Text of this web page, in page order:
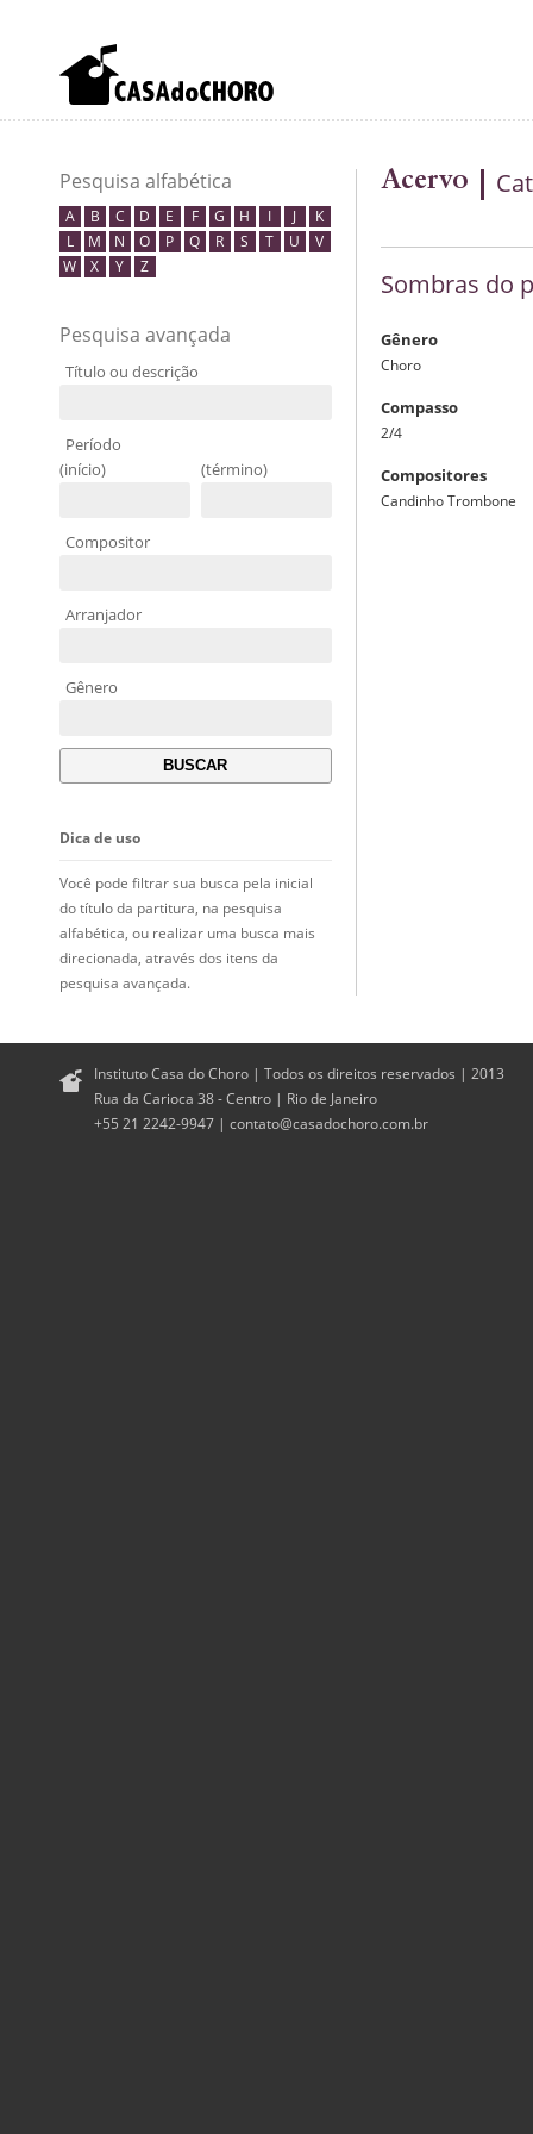
Pesquisa alfabética
A B C D E F G H I J
K
L
M N O P Q R S T U
V
W
X Y Z
Pesquisa avançada
Título ou descrição
Período
(início)
(término)
Compositor
Arranjador
Gênero
Dica de uso
Você pode filtrar sua busca pela inicial
do título da partitura, na pesquisa
alfabética, ou realizar uma busca mais
direcionada, através dos itens da
pesquisa avançada.
Acervo
Sombras do
Gênero
Choro
Compasso
2/4
Compositores
Candinho Trombone
Instituto Casa do Choro | Todos os direitos reservados | 2013
Rua da Carioca 38 - Centro | Rio de Janeiro
+55 21 2242-9947 | contato@casadochoro.com.br